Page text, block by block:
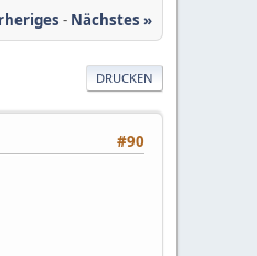
- Nächstes »
DRUCKEN
#90